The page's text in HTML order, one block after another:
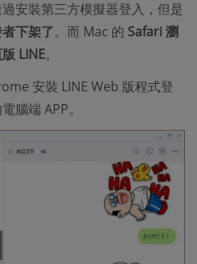
安裝第三方模擬器登入，但是
下架了。而 Mac 的 Safari 瀏
LINE。
安裝 LINE Web 版程式登
腦端 APP。